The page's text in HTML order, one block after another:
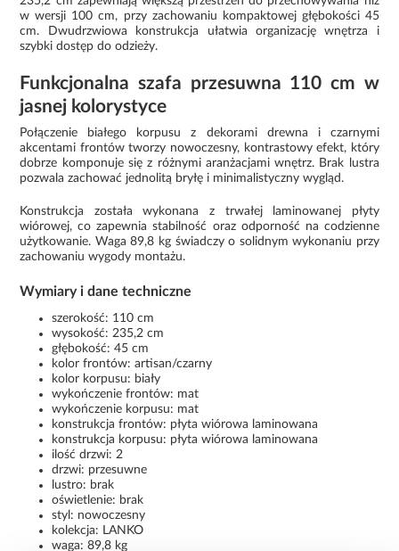
w wersji 100 cm, przy zachowaniu kompaktowej głębokości 45
cm. Dwudrzwiowa konstrukcja ułatwia organizację wnętrza i
szybki dostęp do odzieży.
Funkcjonalna szafa przesuwna 110 cm w
jasnej kolorystyce
Połączenie białego korpusu z dekorami drewna i czarnymi
akcentami frontów tworzy nowoczesny, kontrastowy efekt, który
dobrze komponuje się z różnymi aranżacjami wnętrz. Brak lustra
pozwala zachować jednolitą bryłę i minimalistyczny wygląd.
Konstrukcja została wykonana z trwałej laminowanej płyty
wiórowej, co zapewnia stabilność oraz odporność na codzienne
użytkowanie. Waga 89,8 kg świadczy o solidnym wykonaniu przy
zachowaniu wygody montażu.
Wymiary i dane techniczne
szerokość: 110 cm
wysokość: 235,2 cm
głębokość: 45 cm
kolor frontów: artisan/czarny
kolor korpusu: biały
wykończenie frontów: mat
wykończenie korpusu: mat
konstrukcja frontów: płyta wiórowa laminowana
konstrukcja korpusu: płyta wiórowa laminowana
ilość drzwi: 2
drzwi: przesuwne
lustro: brak
oświetlenie: brak
styl: nowoczesny
kolekcja: LANKO
waga: 89,8 kg